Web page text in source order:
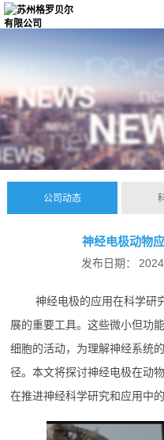
公司动态
神经电极动物
发布日期：
神经电极的应用在科学研
展的重要工具。这些微小但功
细胞的活动，为理解神经系统
径。本文将探讨神经电极在动
在推进神经科学研究和应用中的